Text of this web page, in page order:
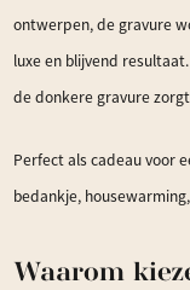
ontwerpen, de gravure
luxe en blijvend
de donkere gravure
Perfect als cadeau voor
bedankje,
Waarom